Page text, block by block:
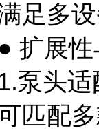
足多
● 扩展
泵头
匹配